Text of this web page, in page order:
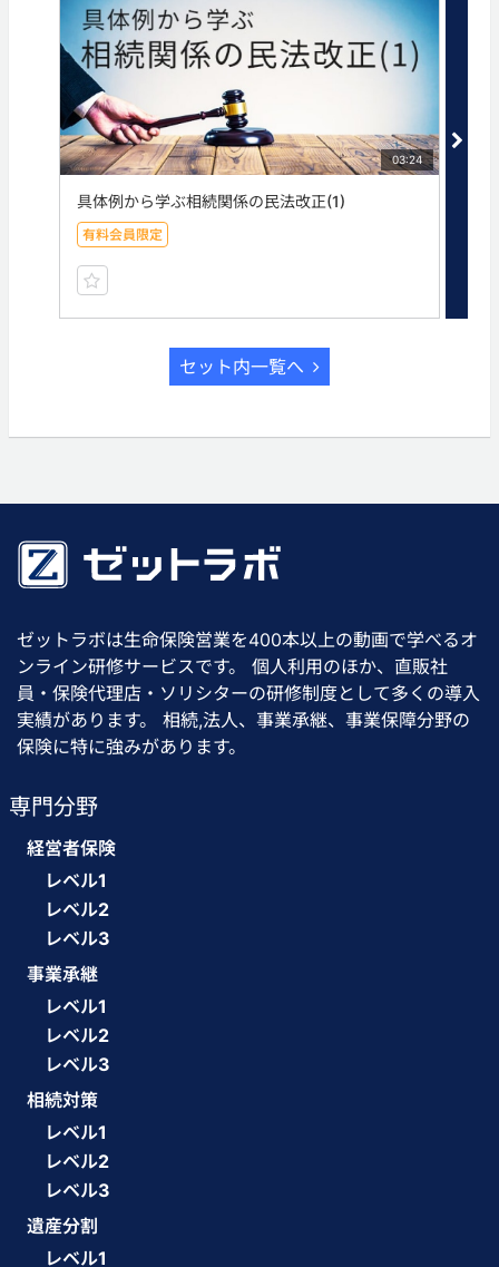
配偶者居住権
03:24
具体例から学ぶ相続関係の民法改正(1)
有料会員限定
セット内一覧へ
ゼットラボは生命保険営業を400本以上の動画で学べるオ
ンライン研修サービスです。 個人利用のほか、直販社
員・保険代理店・ソリシターの研修制度として多くの導入
実績があります。 相続,法人、事業承継、事業保障分野の
保険に特に強みがあります。
専門分野
経営者保険
レベル1
レベル2
レベル3
事業承継
レベル1
レベル2
レベル3
相続対策
レベル1
レベル2
レベル3
遺産分割
レベル1